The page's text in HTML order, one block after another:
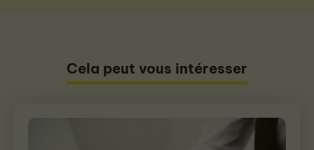
Cela peut vous intéresser